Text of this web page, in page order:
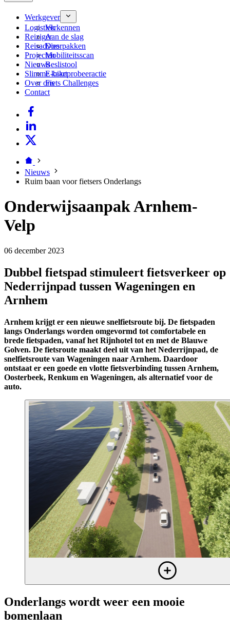
Werkgever
Verkennen
Aan de slag
Doorpakken
Mobiliteitsscan
Beslistool
E-bikeprobeeractie
Fiets Challenges
Logistiek
Reiziger
Reisadvies
Projecten
Nieuws
Slimme kaart
Over ons
Contact
Nieuws
Ruim baan voor fietsers Onderlangs
Onderwijsaanpak Arnhem-
Velp
06 december 2023
Dubbel fietspad stimuleert fietsverkeer op
Nederrijnpad tussen Wageningen en
Arnhem
Arnhem krijgt er een nieuwe snelfietsroute bij. De fietspaden
langs Onderlangs worden omgevormd tot comfortabele en
brede fietspaden, vanaf het Rijnhotel tot en met de Blauwe
Golven. De fietsroute maakt deel uit van het Nederrijnpad, de
snelfietsroute van Wageningen naar Arnhem. Daardoor
ontstaat er een goede en vlotte fietsverbinding tussen Arnhem,
Oosterbeek, Renkum en Wageningen, als alternatief voor de
auto.
Onderlangs wordt weer een mooie
bomenlaan